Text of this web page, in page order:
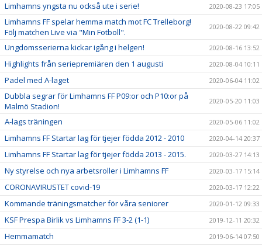
Limhamns yngsta nu också ute i serie! 2020-08-23 17:05
Limhamns FF spelar hemma match mot FC Trelleborg!
Följ matchen Live via "Min Fotboll".
2020-08-22 09:42
Ungdomsserierna kickar igång i helgen! 2020-08-16 13:52
Highlights från seriepremiären den 1 augusti 2020-08-04 10:11
Padel med A-laget 2020-06-04 11:02
Dubbla segrar för Limhamns FF P09:or och P10:or på
Malmö Stadion!
2020-05-20 11:03
A-lags träningen 2020-05-06 11:02
Limhamns FF Startar lag för tjejer födda 2012 - 2010 2020-04-14 20:37
Limhamns FF Startar lag för tjejer födda 2013 - 2015. 2020-03-27 14:13
Ny styrelse och nya arbetsroller i Limhamns FF 2020-03-17 15:14
CORONAVIRUSTET covid-19 2020-03-17 12:22
Kommande träningsmatcher för våra seniorer 2020-01-12 09:33
KSF Prespa Birlik vs Limhamns FF 3-2 (1-1) 2019-12-11 20:32
Hemmamatch 2019-06-14 07:50